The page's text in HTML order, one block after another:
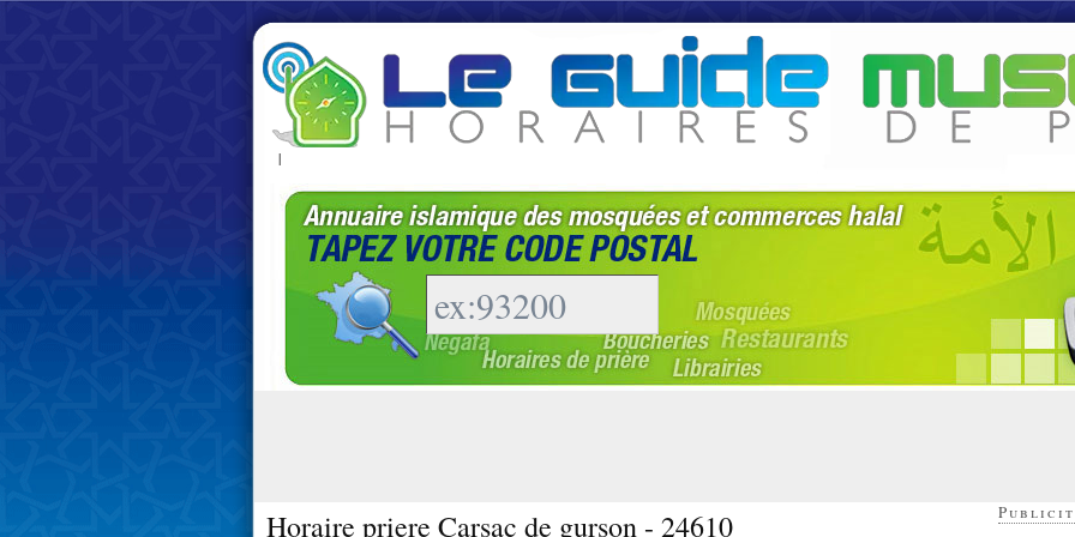
|
Horaire priere Carsac de gurson - 24610